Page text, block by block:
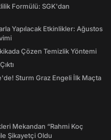
Formülü: SGK'dan
Yapılacak Etkinlikler: Ağustos
Çözen Temizlik Yöntemi
Sturm Graz Engeli İlk Maçta
Mekandan “Rahmi Koç
Şikayetçi Oldu